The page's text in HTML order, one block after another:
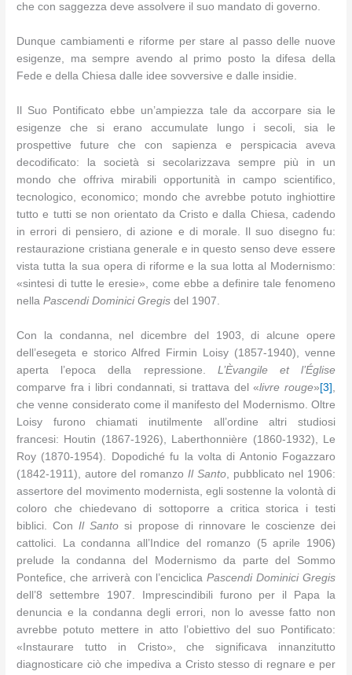
che con saggezza deve assolvere il suo mandato di governo.
Dunque cambiamenti e riforme per stare al passo delle nuove
esigenze, ma sempre avendo al primo posto la difesa della
Fede e della Chiesa dalle idee sovversive e dalle insidie.
Il Suo Pontificato ebbe un’ampiezza tale da accorpare sia le
esigenze che si erano accumulate lungo i secoli, sia le
prospettive future che con sapienza e perspicacia aveva
decodificato: la società si secolarizzava sempre più in un
mondo che offriva mirabili opportunità in campo scientifico,
tecnologico, economico; mondo che avrebbe potuto inghiottire
tutto e tutti se non orientato da Cristo e dalla Chiesa, cadendo
in errori di pensiero, di azione e di morale. Il suo disegno fu:
restaurazione cristiana generale e in questo senso deve essere
vista tutta la sua opera di riforme e la sua lotta al Modernismo:
«sintesi di tutte le eresie», come ebbe a definire tale fenomeno
nellaPascendi Dominici Gregis del 1907.
Con la condanna, nel dicembre del 1903, di alcune opere
dell’esegeta e storico Alfred Firmin Loisy (1857-1940), venne
aperta l’epoca della repressione. L’Èvangile et l’Église
comparve fra i libri condannati, si trattava del «livre rouge» [3] ,
che venne considerato come il manifesto del Modernismo. Oltre
Loisy furono chiamati inutilmente all’ordine altri studiosi
francesi: Houtin (1867-1926), Laberthonnière (1860-1932), Le
Roy (1870-1954). Dopodiché fu la volta di Antonio Fogazzaro
(1842-1911), autore del romanzo Il Santo, pubblicato nel 1906:
assertore del movimento modernista, egli sostenne la volontà di
coloro che chiedevano di sottoporre a critica storica i testi
biblici. ConIl Santosi propose di rinnovare le coscienze dei
cattolici. La condanna all’Indice del romanzo (5 aprile 1906)
prelude la condanna del Modernismo da parte del Sommo
Pontefice, che arriverà con l’enciclicaPascendi Dominici Gregis
dell’8 settembre 1907. Imprescindibili furono per il Papa la
denuncia e la condanna degli errori, non lo avesse fatto non
avrebbe potuto mettere in atto l’obiettivo del suo Pontificato:
«Instaurare tutto in Cristo», che significava innanzitutto
diagnosticare ciò che impediva a Cristo stesso di regnare e per